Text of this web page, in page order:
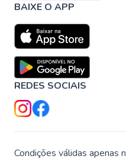
BAIXE O APP
REDES SOCIAIS
Condições válidas apenas